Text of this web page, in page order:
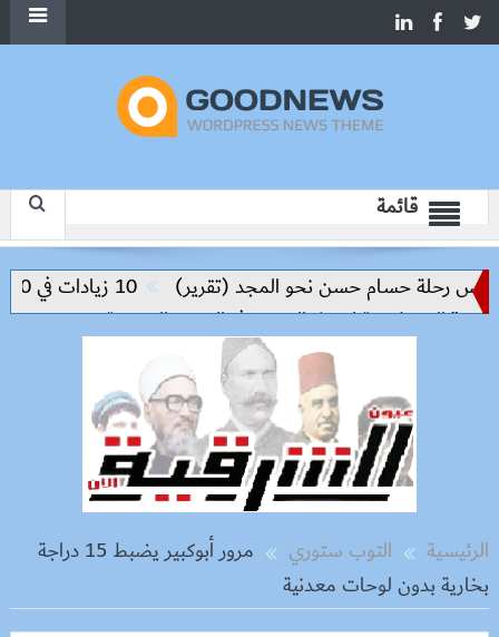
قائمة
رحلة حسام حسن نحو المجد (تقرير) 10 زيادات في 10 سنوات.. هل حان الوقت لرفع دعم البنزين نهائيا؟
الرئيسية التوب ستوري
مرور أبوكبير يضبط 15 دراجة
بخارية بدون لوحات معدنية